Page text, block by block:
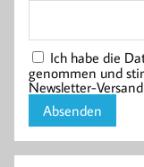
Ich habe die
genommen und
Newsletter-